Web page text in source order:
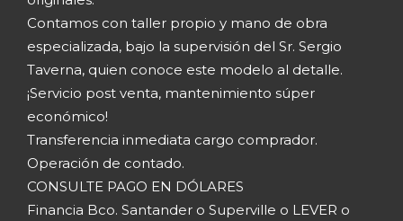
Contamos con taller propio y mano de obra
especializada, bajo la supervisión del Sr. Sergio
Taverna, quien conoce este modelo al detalle.
¡Servicio post venta, mantenimiento súper
económico!
Transferencia inmediata cargo comprador.
Operación de contado.
CONSULTE PAGO EN DÓLARES
Financia Bco. Santander o Superville o LEVER o